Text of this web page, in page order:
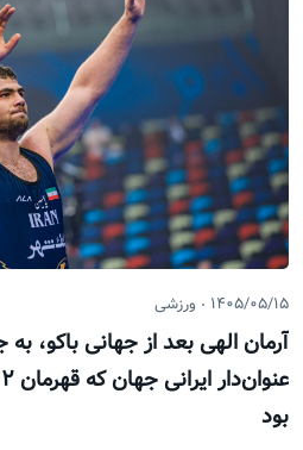
۱۴۰۵/۰۵/۱۵ ورزشی
آرمان الهی بعد از جهانی باکو،
بود